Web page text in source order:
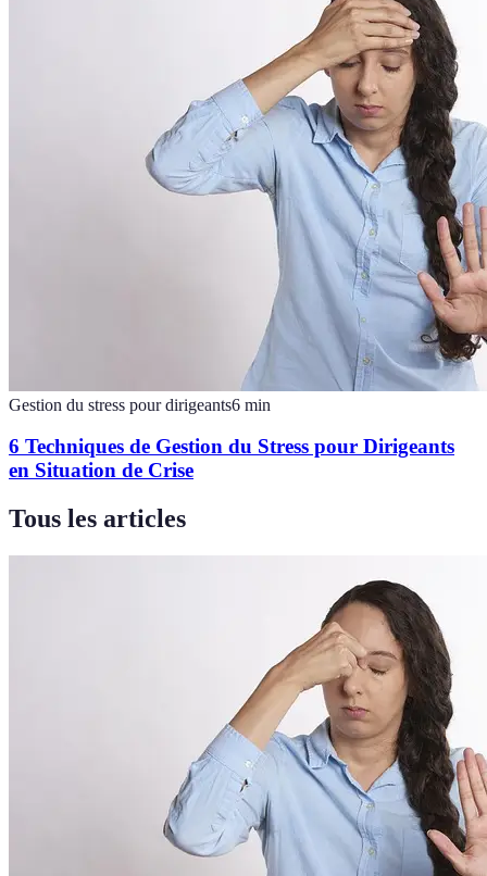
Gestion du stress pour dirigeants6 min
6 Techniques de Gestion du Stress pour Dirigeants
en Situation de Crise
Tous les articles